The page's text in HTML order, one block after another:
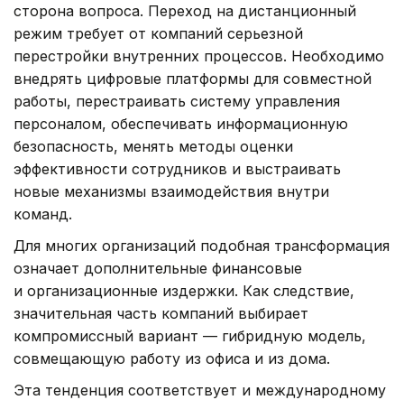
сторона вопроса. Переход на дистанционный
режим требует от компаний серьезной
перестройки внутренних процессов. Необходимо
внедрять цифровые платформы для совместной
работы, перестраивать систему управления
персоналом, обеспечивать информационную
безопасность, менять методы оценки
эффективности сотрудников и выстраивать
новые механизмы взаимодействия внутри
команд.
Для многих организаций подобная трансформация
означает дополнительные финансовые
и организационные издержки. Как следствие,
значительная часть компаний выбирает
компромиссный вариант — гибридную модель,
совмещающую работу из офиса и из дома.
Эта тенденция соответствует и международному